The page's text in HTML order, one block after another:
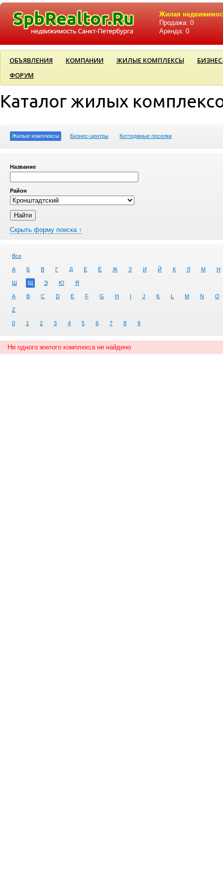
Жилая
Продажа: 0
Аренда: 0
ОБЪЯВЛЕНИЯ КОМПАНИИ ЖИЛЫЕ КОМПЛЕКСЫ
ФОРУМ
Каталог жилых
Жилые комплексы Бизнес-центры Коттеджные поселки
Название
Район
Скрыть форму поиска ↑
Все
А Б В Г Д Е Ё Ж З И Й К Л М Н
Ш Щ Э Ю Я
A B C D E F G H I J K L M N O
Z
0 1 2 3 4 5 6 7 8 9
Ни одного жилого комплекса не найдено